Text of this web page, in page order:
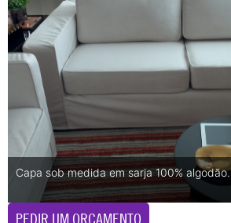
Capa sob medida em sarja 100% algodão.